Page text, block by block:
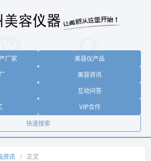
厂家
美容仪产品
美容资讯
互动问答
VIP合作
快速搜索
资讯 / 正文